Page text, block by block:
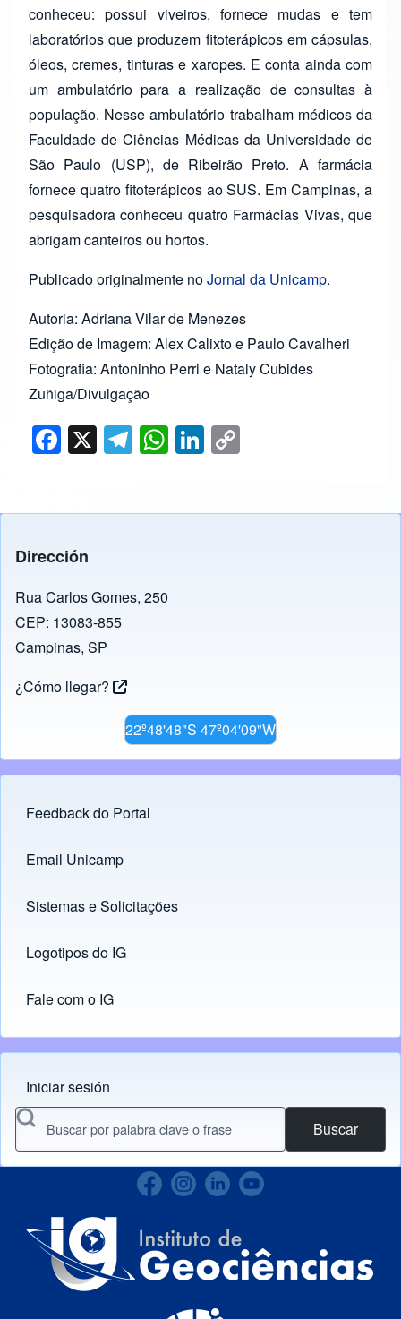
conheceu: possui viveiros, fornece mudas e tem
laboratórios que produzem fitoterápicos em cápsulas,
óleos, cremes, tinturas e xaropes. E conta ainda com
um ambulatório para a realização de consultas à
população. Nesse ambulatório trabalham médicos da
Faculdade de Ciências Médicas da Universidade de
São Paulo (USP), de Ribeirão Preto. A farmácia
fornece quatro fitoterápicos ao SUS. Em Campinas, a
pesquisadora conheceu quatro Farmácias Vivas, que
abrigam canteiros ou hortos.
Publicado originalmente noJornal da Unicamp.
Autoria: Adriana Vilar de Menezes
Edição de Imagem: Alex Calixto e Paulo Cavalheri
Fotografia: Antoninho Perri e Nataly Cubides
Zuñiga/Divulgação
F
a
e
b
o
k
X T
el
gr
W
h
s
Li
n
e y
Dirección
Rua Carlos Gomes, 250
CEP: 13083-855
Campinas, SP
¿Cómo llegar?
22º48'48"S 47º04'09"W
Footer menu
Feedback do Portal
Links
Email Unicamp
(opens in new tab)
Sistemas e Solicitações
(opens in new tab)
Logotipos do IG
(opens in new tab)
Fale com o IG
Menu do usuário
Iniciar sesión
Buscar